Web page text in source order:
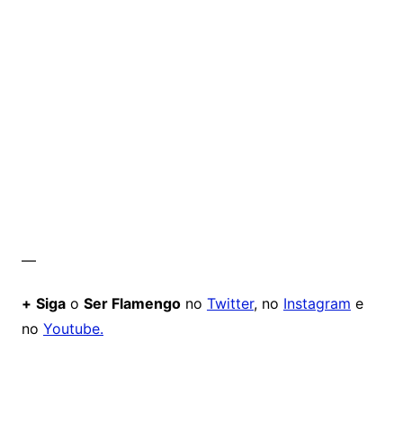
—
+ Sigao Ser Flamengono Twitter, no Instagram e
no Youtube.